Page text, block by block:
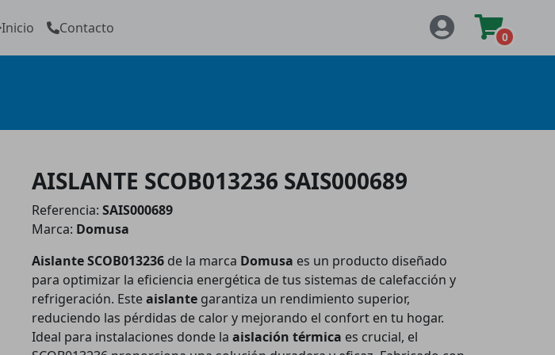
Inicio Contacto
0
AISLANTE SCOB013236 SAIS000689
Referencia: SAIS000689
Marca: Domusa
Aislante SCOB013236 de la marca Domusa es un producto diseñado
para optimizar la eficiencia energética de tus sistemas de calefacción y
refrigeración. Esteaislante garantiza un rendimiento superior,
reduciendo las pérdidas de calor y mejorando el confort en tu hogar.
Ideal para instalaciones donde la aislación térmica es crucial, el